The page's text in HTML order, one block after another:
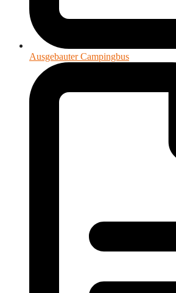
Ausgebauter Campingbus